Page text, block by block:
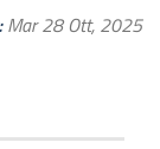
Mar 28 Ott, 2025